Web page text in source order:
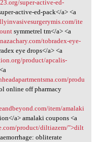
super-active-ed-
active-ed-pack</a> <a
ite
symmetrel tm</a> <a
tobradex-eye-
eye drops</a> <a
product/apcalis-
produ
online off pharmacy
item/amalaki
a> amalaki coupons <a
product/diltiazem/">dilt
obliterate